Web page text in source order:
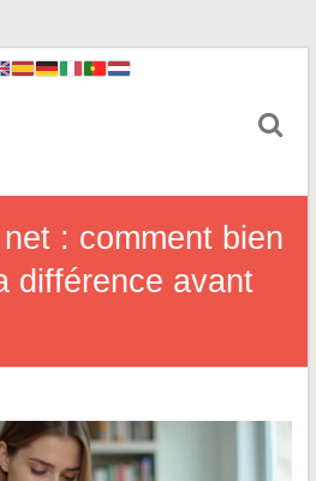
: comment bien
différence avant